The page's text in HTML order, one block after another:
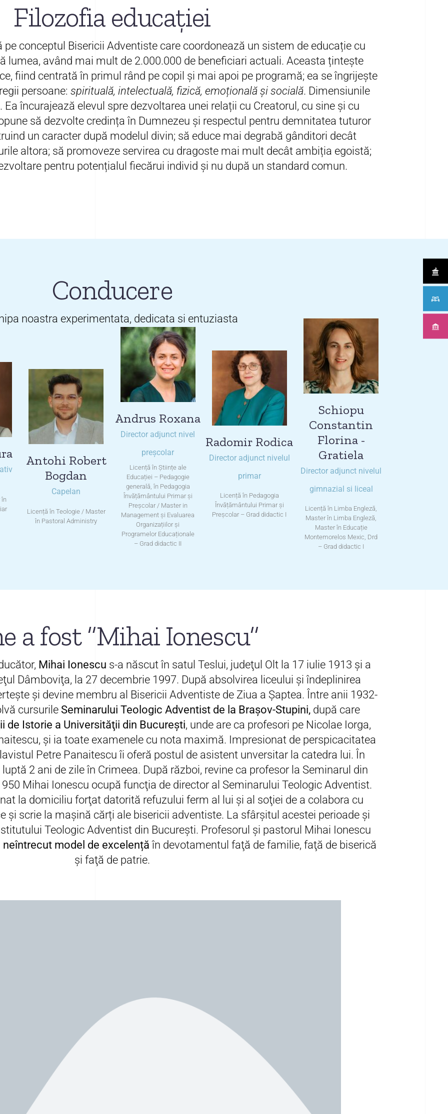
Filozofia educației
conceptul Bisericii Adventiste care coordonează un sistem de educație cu
lumea, având mai mult de 2.000.000 de beneficiari actuali. Aceasta țintește
fiind centrată în primul rând pe copil și mai apoi pe programă; ea se îngrijește
persoane: spirituală, intelectuală, fizică, emoțională și socială. Dimensiunile
încurajează elevul spre dezvoltarea unei relații cu Creatorul, cu sine și cu
să dezvolte credința în Dumnezeu și respectul pentru demnitatea tuturor
un caracter după modelul divin; să educe mai degrabă gânditori decât
altora; să promoveze servirea cu dragoste mai mult decât ambiția egoistă;
pentru potențialul fiecărui individ și nu după un standard comun.
Conducere
noastra experimentata, dedicata si entuziasta
Antohi Robert
Bogdan
Capelan
Licență în Teologie / Master
în Pastoral Administry
Andrus Roxana
Director adjunct nivel
preșcolar
Licență în Științe ale
Educației – Pedagogie
generală, în Pedagogia
Învățământului Primar și
Preșcolar / Master in
Management și Evaluarea
Organizațiilor și
Programelor Educaționale
– Grad didactic II
Radomir Rodica
Director adjunct nivelul
primar
Licență în Pedagogia
Învățământului Primar și
Preșcolar – Grad didactic I
Schiopu
Constantin
Florina -
Gratiela
Director adjunct nivelul
gimnazial si liceal
Licență în Limba Engleză,
Master în Limba Engleză,
Master în Educație
Montemorelos Mexic, Drd
– Grad didactic I
a fost ”Mihai Ionescu”
Mihai Ionescu s-a născut în satul Teslui, judeţul Olt la 17 iulie 1913 şi a
Dâmboviţa, la 27 decembrie 1997. După absolvirea liceului şi îndeplinirea
şi devine membru al Bisericii Adventiste de Ziua a Șaptea. Între anii 1932-
cursurile Seminarului Teologic Adventist de la Braşov-Stupini,după care
de Istorie a Universităţii din Bucureşti, unde are ca profesori pe Nicolae Iorga,
şi ia toate examenele cu nota maximă. Impresionat de perspicacitatea
Petre Panaitescu îi oferă postul de asistent unversitar la catedra lui. În
2 ani de zile în Crimeea. După război, revine ca profesor la Seminarul din
Mihai Ionescu ocupă funcţia de director al Seminarului Teologic Adventist.
la domiciliu forţat datorită refuzului ferm al lui şi al soţiei de a colabora cu
și scrie la mașină cărți ale bisericii adventiste. La sfârşitul acestei perioade şi
Teologic Adventist din Bucureşti. Profesorul şi pastorul Mihai Ionescu
neîntrecut model de excelență în devotamentul faţă de familie, faţă de biserică
şi faţă de patrie.